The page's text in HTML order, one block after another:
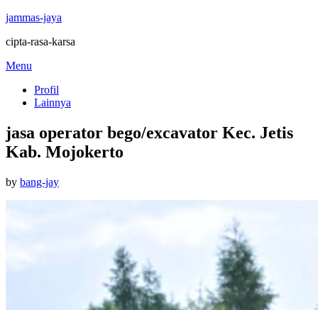
jammas-jaya
cipta-rasa-karsa
Skip
content
Menu
Profil
Lainnya
jasa operator bego/excavator Kec. Jetis
Kab. Mojokerto
by bang-jayPosted